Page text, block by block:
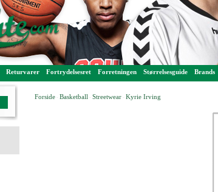
Returvarer Fortrydelsesret Forretningen Størrelsesguide Brands
Forside Basketball Streetwear Kyrie Irving